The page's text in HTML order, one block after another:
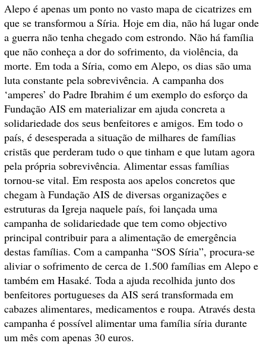
Alepo é apenas um ponto no vasto mapa de cicatrizes em
que se transformou a Síria. Hoje em dia, não há lugar onde
a guerra não tenha chegado com estrondo. Não há família
que não conheça a dor do sofrimento, da violência, da
morte. Em toda a Síria, como em Alepo, os dias são uma
luta constante pela sobrevivência. A campanha dos
‘amperes’ do Padre Ibrahim é um exemplo do esforço da
Fundação AIS em materializar em ajuda concreta a
solidariedade dos seus benfeitores e amigos. Em todo o
país, é desesperada a situação de milhares de famílias
cristãs que perderam tudo o que tinham e que lutam agora
pela própria sobrevivência. Alimentar essas famílias
tornou-se vital. Em resposta aos apelos concretos que
chegam à Fundação AIS de diversas organizações e
estruturas da Igreja naquele país, foi lançada uma
campanha de solidariedade que tem como objectivo
principal contribuir para a alimentação de emergência
destas famílias. Com a campanha “SOS Síria”, procura-se
aliviar o sofrimento de cerca de 1.500 famílias em Alepo e
também em Hasaké. Toda a ajuda recolhida junto dos
benfeitores portugueses da AIS será transformada em
cabazes alimentares, medicamentos e roupa. Através desta
campanha é possível alimentar uma família síria durante
um mês com apenas 30 euros.